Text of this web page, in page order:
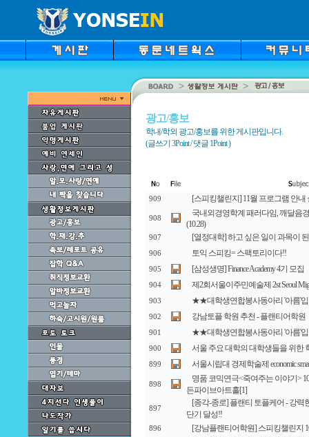
광고/홍보
학내/학외 광고/홍보를 위한 게시판입니다.
(글쓰기 3Point / 댓글 1Point )
909 [스피킹챌린지] 11월 프로그램 안내
908
국내외경영학계 패러다임, 깨달음
(10.28)
907 [열정대학] 하고 싶은 일이 과목이
906 토익 스피킹= 스팩토리이다!!
905 [삼성생명] Finance Academy 4기 모집
904 제2회서울이주민예술제 2st Seoul
903 ★★대학생연합봉사동아리 '아름'
902 강남토플 학원 추천 - 플랜티어학원
901 ★★대학생연합봉사동아리 '아름'
900 서울 주요 대학의 대학생들을 위한
899 서울시립대 경제학술제 economic
898
명품 코믹연극<죽여주는 이야기>
든파이브아트홀[1]
897
[종각-종로] 플랜티 토플케어 - 강
단기 달성!!
896 [강남플랜티어학원] 스피킹챌린지